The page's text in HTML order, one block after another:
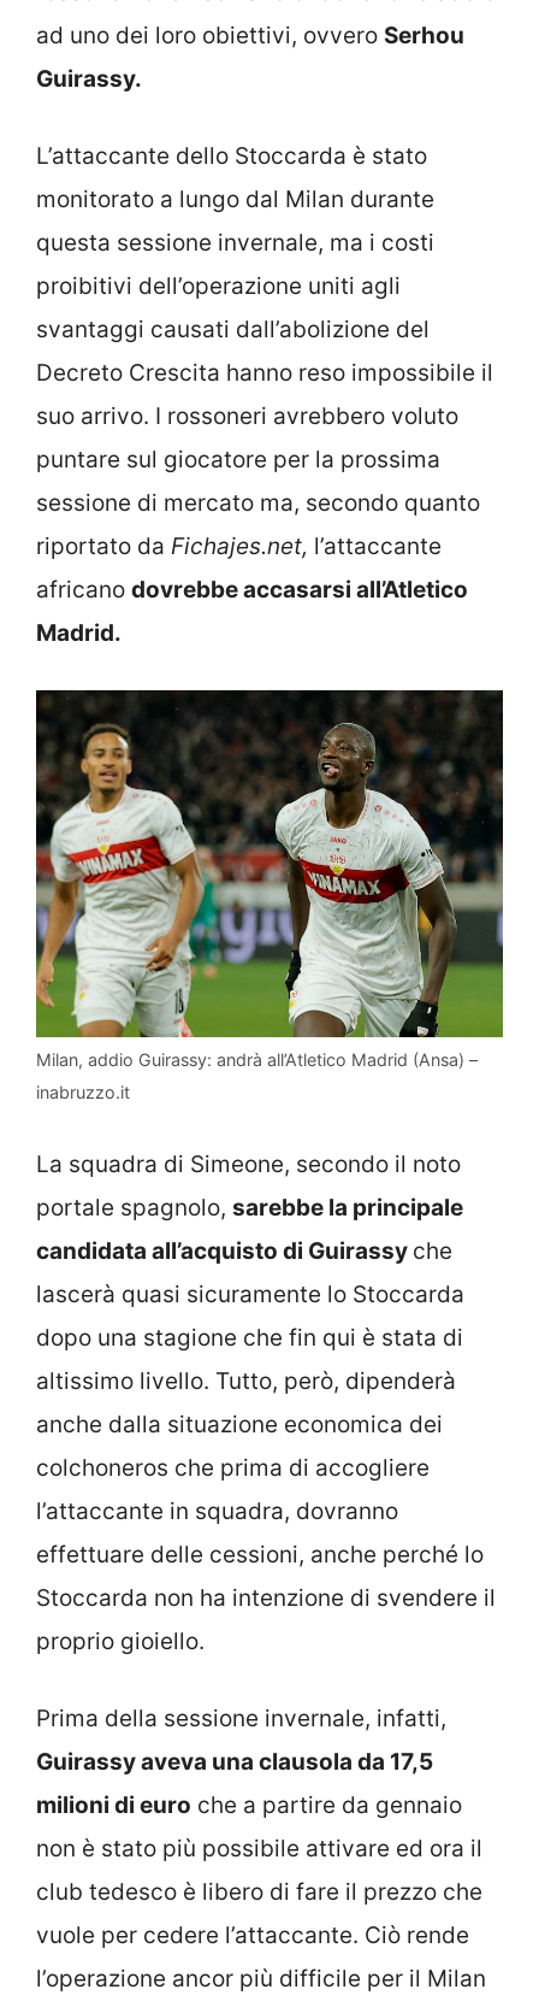
ad uno dei loro obiettivi, ovvero Serhou
Guirassy.
L’attaccante dello Stoccarda è stato
monitorato a lungo dal Milan durante
questa sessione invernale, ma i costi
proibitivi dell’operazione uniti agli
svantaggi causati dall’abolizione del
Decreto Crescita hanno reso impossibile il
suo arrivo. I rossoneri avrebbero voluto
puntare sul giocatore per la prossima
sessione di mercato ma, secondo quanto
riportato da Fichajes.net, l’attaccante
africano dovrebbe accasarsi all’Atletico
Madrid.
Milan, addio Guirassy: andrà all’Atletico Madrid (Ansa) –
inabruzzo.it
La squadra di Simeone, secondo il noto
portale spagnolo, sarebbe la principale
candidata all’acquisto di Guirassy che
lascerà quasi sicuramente lo Stoccarda
dopo una stagione che fin qui è stata di
altissimo livello. Tutto, però, dipenderà
anche dalla situazione economica dei
colchoneros che prima di accogliere
l’attaccante in squadra, dovranno
effettuare delle cessioni, anche perché lo
Stoccarda non ha intenzione di svendere il
proprio gioiello.
Prima della sessione invernale, infatti,
Guirassy aveva una clausola da 17,5
milioni di euro che a partire da gennaio
non è stato più possibile attivare ed ora il
club tedesco è libero di fare il prezzo che
vuole per cedere l’attaccante. Ciò rende
l’operazione ancor più difficile per il Milan